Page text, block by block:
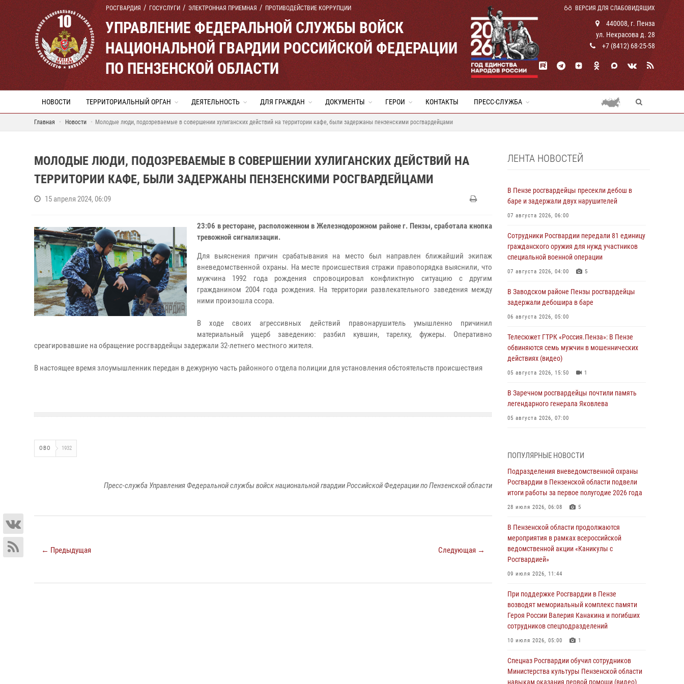
РОСГВАРДИЯ ГОСУСЛУГИ ЭЛЕКТРОННАЯ ПРИЕМНАЯ ПРОТИВОДЕЙСТВИЕ КОРРУПЦИИ ВЕРСИЯ ДЛЯ СЛАБОВИДЯЩИХ
УПРАВЛЕНИЕ ФЕДЕРАЛЬНОЙ СЛУЖБЫ ВОЙСК
НАЦИОНАЛЬНОЙ ГВАРДИИ РОССИЙСКОЙ ФЕДЕРАЦИИ
ПО ПЕНЗЕНСКОЙ ОБЛАСТИ
440008, г. Пенза
ул. Некрасова д. 28
+7 (8412) 68-25-58
НОВОСТИ ТЕРРИТОРИАЛЬНЫЙ ОРГАН ДЕЯТЕЛЬНОСТЬ ДЛЯ ГРАЖДАН ДОКУМЕНТЫ ГЕРОИ КОНТАКТЫ ПРЕСС-СЛУЖБА
Главная Новости Молодые люди, подозреваемые в совершении хулиганских действий на территории кафе, были задержаны пензенскими росгвардейцами
МОЛОДЫЕ ЛЮДИ, ПОДОЗРЕВАЕМЫЕ В СОВЕРШЕНИИ ХУЛИГАНСКИХ ДЕЙСТВИЙ НА
ТЕРРИТОРИИ КАФЕ, БЫЛИ ЗАДЕРЖАНЫ ПЕНЗЕНСКИМИ РОСГВАРДЕЙЦАМИ
15 апреля 2024, 06:09
23:06 в ресторане, расположенном в Железнодорожном районе г. Пензы, сработала кнопка
тревожной сигнализации.
Для выяснения причин срабатывания на место был направлен ближайший экипаж
вневедомственной охраны. На месте происшествия стражи правопорядка выяснили, что
мужчина 1992 года рождения спровоцировал конфликтную ситуацию с другим
гражданином 2004 года рождения. На территории развлекательного заведения между
ними произошла ссора.
В ходе своих агрессивных действий правонарушитель умышленно причинил
материальный ущерб заведению: разбил кувшин, тарелку, фужеры. Оперативно
среагировавшие на обращение росгвардейцы задержали 32-летнего местного жителя.
В настоящее время злоумышленник передан в дежурную часть районного отдела полиции для установления обстоятельств происшествия
ОВО 1932
Пресс-служба Управления Федеральной службы войск национальной гвардии Российской Федерации по Пензенской области
← Предыдущая Следующая →
ЛЕНТА НОВОСТЕЙ
В Пензе росгвардейцы пресекли дебош в
баре и задержали двух нарушителей
07 августа 2026, 06:00
Сотрудники Росгвардии передали 81 единицу
гражданского оружия для нужд участников
специальной военной операции
07 августа 2026, 04:00 5
В Заводском районе Пензы росгвардейцы
задержали дебошира в баре
06 августа 2026, 05:00
Телесюжет ГТРК «Россия.Пенза»: В Пензе
обвиняются семь мужчин в мошеннических
действиях (видео)
05 августа 2026, 15:50 1
В Заречном росгвардейцы почтили память
легендарного генерала Яковлева
05 августа 2026, 07:00
с вооружением и техникой Росгвардии
05 августа 2026, 06:15 6
В Пензе сотрудники Росгвардии оказали
помощь дезориентированному пенсионеру
В Пензе при силовой поддержке Росгвардии
пресечена деятельность ОПГ,
маскировавшейся под реабилитационный
центр (видео)
В Управлении Росгвардии по Пензенской
области подвели итоги работы за первое
полугодие 2026 года
04 августа 2026, 06:08
Росгвардия обеспечила безопасность
праздничных мероприятий в День ВДВ в
ПОПУЛЯРНЫЕ НОВОСТИ
Подразделения вневедомственной охраны
Росгвардии в Пензенской области подвели
итоги работы за первое полугодие 2026 года
28 июля 2026, 06:08 5
В Пензенской области продолжаются
мероприятия в рамках всероссийской
ведомственной акции «Каникулы с
Росгвардией»
09 июля 2026, 11:44
При поддержке Росгвардии в Пензе
возводят мемориальный комплекс памяти
Героя России Валерия Канакина и погибших
сотрудников спецподразделений
10 июля 2026, 05:00 1
Спецназ Росгвардии обучил сотрудников
Министерства культуры Пензенской области
навыкам оказания первой помощи (видео)